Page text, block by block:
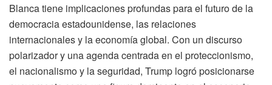
Blanca tiene implicaciones profundas para el futuro de la
democracia estadounidense, las relaciones
internacionales y la economía global. Con un discurso
polarizador y una agenda centrada en el proteccionismo,
el nacionalismo y la seguridad, Trump logró posicionarse